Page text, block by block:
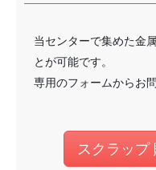
当センターで集めた金
とが可能です。
専用のフォームからお
スクラップ